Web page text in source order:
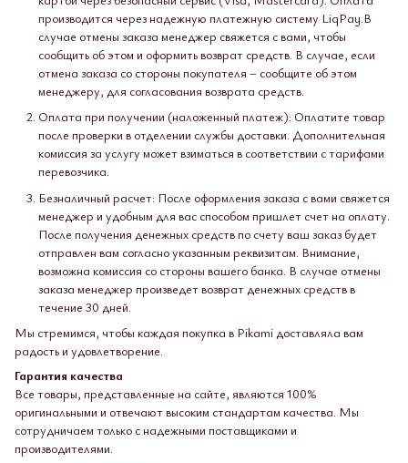
производится через надежную платежную систему LiqPay.В
случае отмены заказа менеджер свяжется с вами, чтобы
сообщить об этом и оформить возврат средств. В случае, если
отмена заказа со стороны покупателя – сообщите об этом
менеджеру, для согласования возврата средств.
Оплата при получении (наложенный платеж): Оплатите товар
после проверки в отделении службы доставки. Дополнительная
комиссия за услугу может взиматься в соответствии с тарифами
перевозчика.
Безналичный расчет: После оформления заказа с вами свяжется
менеджер и удобным для вас способом пришлет счет на оплату.
После получения денежных средств по счету ваш заказ будет
отправлен вам согласно указанным реквизитам. Внимание,
возможна комиссия со стороны вашего банка. В случае отмены
заказа менеджер произведет возврат денежных средств в
течение 30 дней.
Мы стремимся, чтобы каждая покупка в Pikami доставляла вам
радость и удовлетворение.
Гарантия качества
Все товары, представленные на сайте, являются 100%
оригинальными и отвечают высоким стандартам качества. Мы
сотрудничаем только с надежными поставщиками и
производителями.